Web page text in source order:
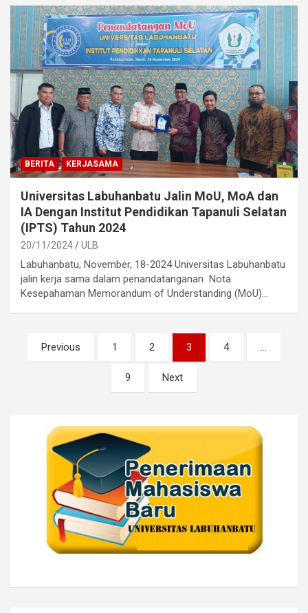
BERITA KERJASAMA
Universitas Labuhanbatu Jalin MoU, MoA dan
IA Dengan Institut Pendidikan Tapanuli Selatan
(IPTS) Tahun 2024
20/11/2024 ULB
Labuhanbatu, November, 18-2024 Universitas Labuhanbatu
jalin kerja sama dalam penandatanganan Nota
Kesepahaman Memorandum of Understanding (MoU)…
Posts
pagination
Previous 1 2 3 4 …
9 Next